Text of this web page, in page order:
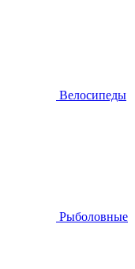
Велосипеды
Рыболовные